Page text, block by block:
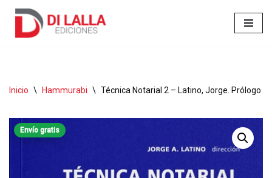
Inicio \ Hammurabi \ Técnica Notarial 2 – Latino, Jorge. Prólogo
Envío gratis